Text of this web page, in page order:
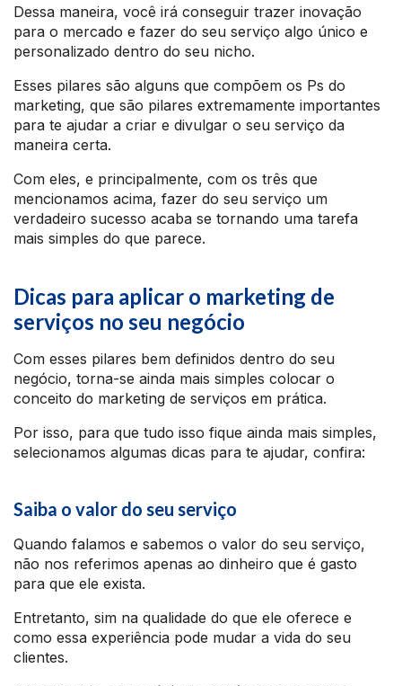
Dessa maneira, você irá conseguir trazer inovação
para o mercado e fazer do seu serviço algo único e
personalizado dentro do seu nicho.
Esses pilares são alguns que compõem os Ps do
marketing, que são pilares extremamente importantes
para te ajudar a criar e divulgar o seu serviço da
maneira certa.
Com eles, e principalmente, com os três que
mencionamos acima, fazer do seu serviço um
verdadeiro sucesso acaba se tornando uma tarefa
mais simples do que parece.
Dicas para aplicar o marketing de
serviços no seu negócio
Com esses pilares bem definidos dentro do seu
negócio, torna-se ainda mais simples colocar o
conceito do marketing de serviços em prática.
Por isso, para que tudo isso fique ainda mais simples,
selecionamos algumas dicas para te ajudar, confira:
Saiba o valor do seu serviço
Quando falamos e sabemos o valor do seu serviço,
não nos referimos apenas ao dinheiro que é gasto
para que ele exista.
Entretanto, sim na qualidade do que ele oferece e
como essa experiência pode mudar a vida do seu
clientes.